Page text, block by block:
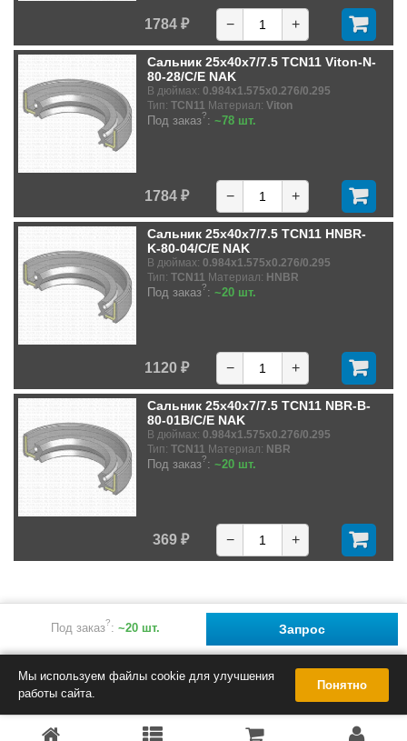
Под заказ?: ~20 шт. Запрос
1784 ₽ − +
Сальник 25x40x7/7.5 TCN11 Viton-N-
80-28/C/E NAK
В дюймах: 0.984x1.575x0.276/0.295
Тип: TCN11 Материал: Viton
Под заказ?: ~78 шт.
1784 ₽ − +
Сальник 25x40x7/7.5 TCN11 HNBR-
K-80-04/C/E NAK
В дюймах: 0.984x1.575x0.276/0.295
Тип: TCN11 Материал: HNBR
Под заказ?: ~20 шт.
1120 ₽ − +
Сальник 25x40x7/7.5 TCN11 NBR-B-
80-01B/C/E NAK
В дюймах: 0.984x1.575x0.276/0.295
Тип: TCN11 Материал: NBR
Под заказ?: ~20 шт.
369 ₽ − +
Мы используем файлы cookie для улучшения
работы сайта.
Понятно